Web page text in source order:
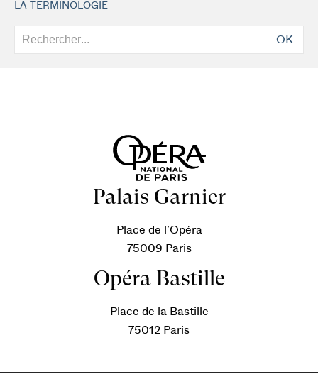
LA TERMINOLOGIE
OK
Palais Garnier
Place de l’Opéra
75009 Paris
Opéra Bastille
Place de la Bastille
75012 Paris